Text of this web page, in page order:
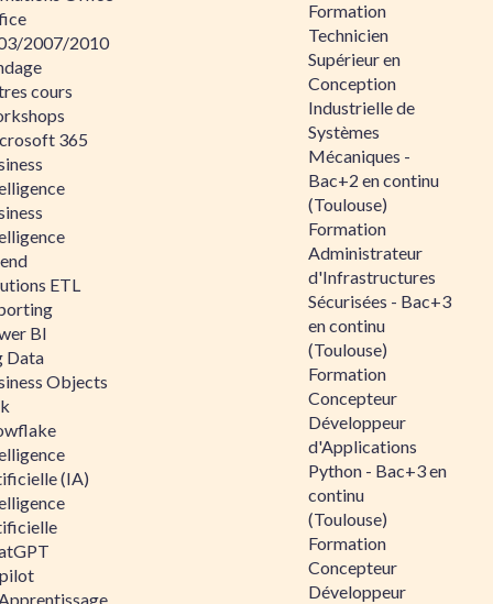
2007/2010
cours
365
ETL
BI
Data
Objects
(IA)
Formation
Technicien
Supérieur en
Conception
Industrielle de
Systèmes
Mécaniques -
Bac+2 en continu
(Toulouse)
Formation
Administrateur
d'Infrastructures
Sécurisées - Bac+3
en continu
(Toulouse)
Formation
Concepteur
Développeur
d'Applications
Python - Bac+3 en
continu
(Toulouse)
Formation
Concepteur
Développeur